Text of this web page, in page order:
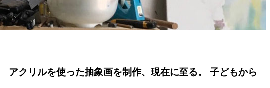
アクリルを使った抽象画を制作、現在に至る。 子どもから